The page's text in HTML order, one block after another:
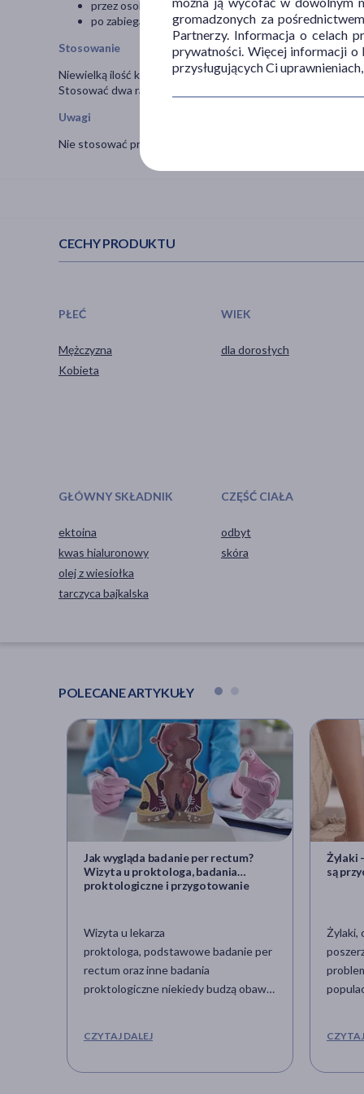
przez osoby intensywnie uprawiające sport, u
po zabiegach okolic odbytu.
Stosowanie
Niewielką ilość kremu nanieść na okolice odbytu, w
Stosować dwa razy w ciągu dnia lub w razie potrzeby.
Uwagi
Nie stosować przy nadwrażliwości na którykolwiek składnik
CECHY PRODUKTU
PŁEĆ
Mężczyzna
Kobieta
WIEK
dla dorosłych
GŁÓWNY SKŁADNIK
ektoina
kwas hialuronowy
olej z wiesiołka
tarczyca bajkalska
CZĘŚĆ CIAŁA
odbyt
skóra
POLECANE ARTYKUŁY
Jak wygląda badanie per rectum?
Wizyta u proktologa, badania
proktologiczne i przygotowanie
Wizyta u lekarza
proktologa, podstawowe badanie per
rectum oraz inne badania
proktologiczne niekiedy budzą obawy
Kiedy udać się do proktologa?
CZYTAJ DALEJ
Żylaki
są
Żylaki,
także
gromadzonych za
Partnerzy. Informacja o celach
prywatności. Więcej informacji o
przysługujących Ci